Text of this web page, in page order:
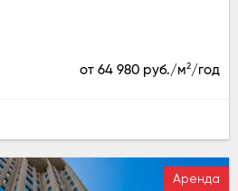
от 64 980 руб./м2 /год
Аренда